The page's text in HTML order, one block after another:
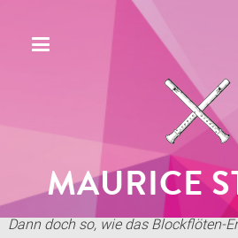
MAURICE
Dann doch so, wie das Blockflöten-